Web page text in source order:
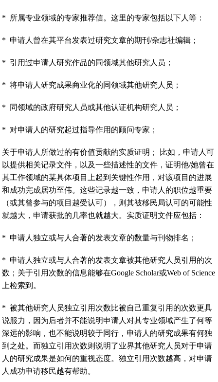
* 所属专业领域的专家推荐信。这里的专家包括以下人等：
* 申请人曾在其平台发表过研究文章的期刊/杂志社编辑；
* 引用过申请人研究作品的同领域其他研究人员；
*将申请人研究成果商业化的同领域其他研究人员；
* 同领域的政府研究人员或其他认证机构研究人员；
* 对申请人的研究起过指导作用的顾问专家；
关于申请人所做过的有价值贡献的实质证明； 比如，申请人可
以提供相关记录文件，以及一些描述性的文件，证明他/她曾在
其工作领域的某具体项目上起到关键性作用，对该项目的进展
和成功完成居功至伟。这些记录越一致，申请人的职位越重要
（或其曾参与的项目越受认可），则其被移民局认可的可能性
就越大，申请获批的几率也就越大。实质证明文件应包括：
* 申请人独立或与人合著的发表文章的数量与刊物排名；
* 申请人独立或与人合著的发表文章被其他研究人员引用的次
数；关于引用次数的信息能够在Google Scholar或Web of Science
上检索到。
*被其他研究人员独立引用次数比被自己重复引用的次数更具
说服力，因为后者并不能说明申请人对其专业领域产生了何等
深远的影响，也不能说明较于同行，申请人的研究成果有何独
到之处。而独立引用次数则说明了业界其他研究人员对于申请
人的研究成果是如何的重视态度。独立引用次数越高，对申请
人成功申请移民越有帮助。